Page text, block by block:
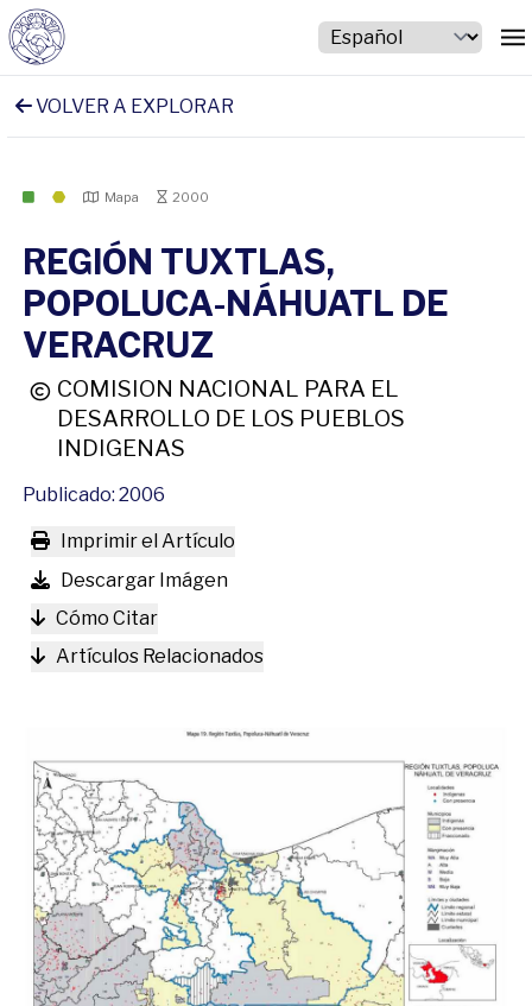
VOLVER A EXPLORAR
Mapa 2000
REGIÓN TUXTLAS,
POPOLUCA-NÁHUATL DE
VERACRUZ
COMISION NACIONAL PARA EL
DESARROLLO DE LOS PUEBLOS
INDIGENAS
Publicado: 2006
Imprimir el Artículo
Descargar Imágen
Cómo Citar
Artículos Relacionados